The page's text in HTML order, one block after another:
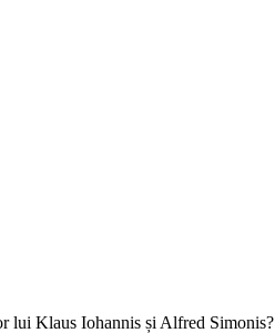
lui Klaus Iohannis și Alfred Simonis?